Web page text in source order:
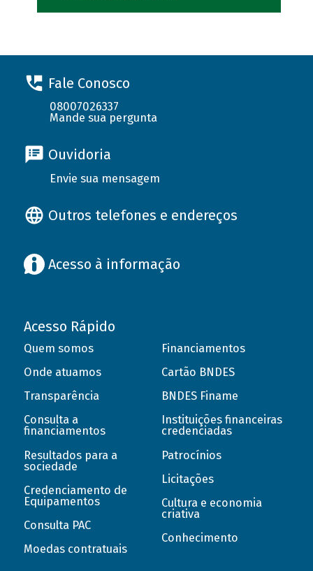
Fale Conosco
08007026337
Mande sua pergunta
Ouvidoria
Envie sua mensagem
Outros telefones e endereços
Acesso à informação
Acesso Rápido
Quem somos
Onde atuamos
Transparência
Consulta a
financiamentos
Resultados para a
sociedade
Credenciamento de
Equipamentos
Consulta PAC
Moedas contratuais
Financiamentos
Cartão BNDES
BNDES Finame
Instituições financeiras
credenciadas
Patrocínios
Licitações
Cultura e economia
criativa
Conhecimento